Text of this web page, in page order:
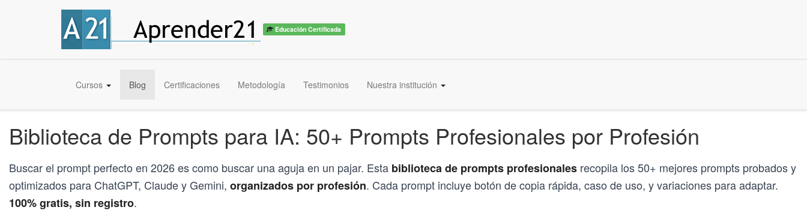
Convertite enExperto IA + Prompt Engineering
Educación Certificada
Cursos Blog Certificaciones Metodología Testimonios Nuestra institución
Biblioteca de Prompts para IA: 50+ Prompts Profesionales por Profesión
Buscar el prompt perfecto en 2026 es como buscar una aguja en un pajar. Esta biblioteca de prompts profesionales recopila los 50+ mejores prompts probados y
optimizados para ChatGPT, Claude y Gemini, organizados por profesión. Cada prompt incluye botón de copia rápida, caso de uso, y variaciones para adaptar.
100% gratis, sin registro.